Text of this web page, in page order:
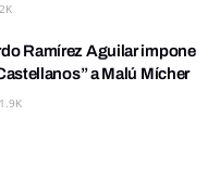
2K
Ramírez Aguilar impone
a Malú Mícher
1.9K